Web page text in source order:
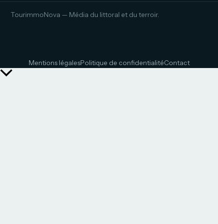
TourimmoNova — Média du littoral et du terroir.
Mentions légalesPolitique de confidentialitéContact